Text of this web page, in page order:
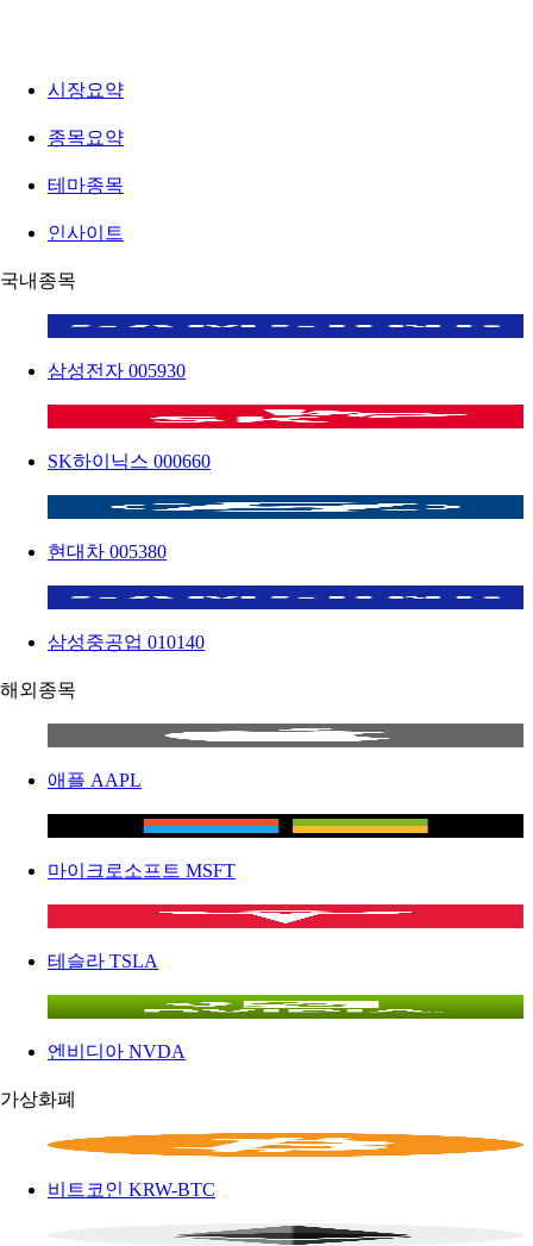
시장요약
종목요약
테마종목
인사이트
국내종목
삼성전자 005930
SK하이닉스 000660
현대차 005380
삼성중공업 010140
해외종목
애플 AAPL
마이크로소프트 MSFT
테슬라 TSLA
엔비디아 NVDA
가상화폐
비트코인 KRW-BTC